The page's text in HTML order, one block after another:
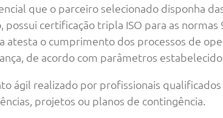
que o parceiro selecionado disponha
certificação tripla ISO para as normas
atesta o cumprimento dos processos de
de acordo com parâmetros
ágil realizado por profissionais
projetos ou planos de contingência.